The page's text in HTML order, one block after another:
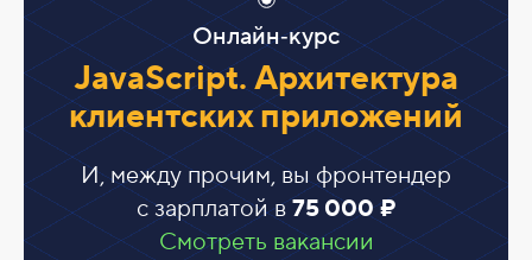
Онлайн‑курс
JavaScript. Архитектура
клиентских приложений
И, между прочим, вы фронтендер
с зарплатой в75 000 ₽
Смотреть вакансии